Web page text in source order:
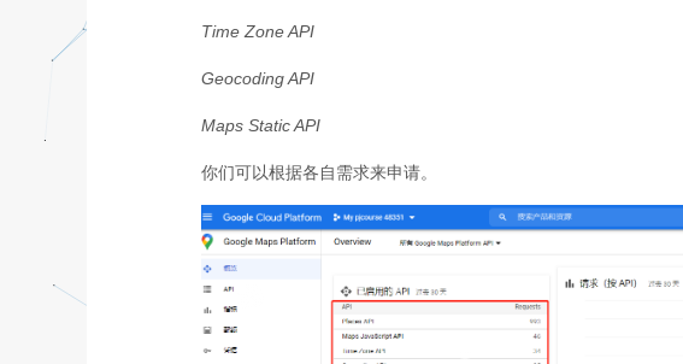
Time Zone API
Geocoding API
Maps Static API
你们可以根据各自需求来申请。